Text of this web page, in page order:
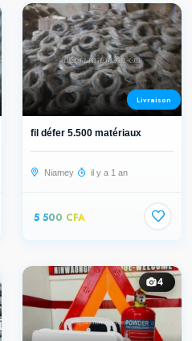
Livraison
fil défer 5.500 matériaux
Niamey il y a 1 an
5 500 CFA
4